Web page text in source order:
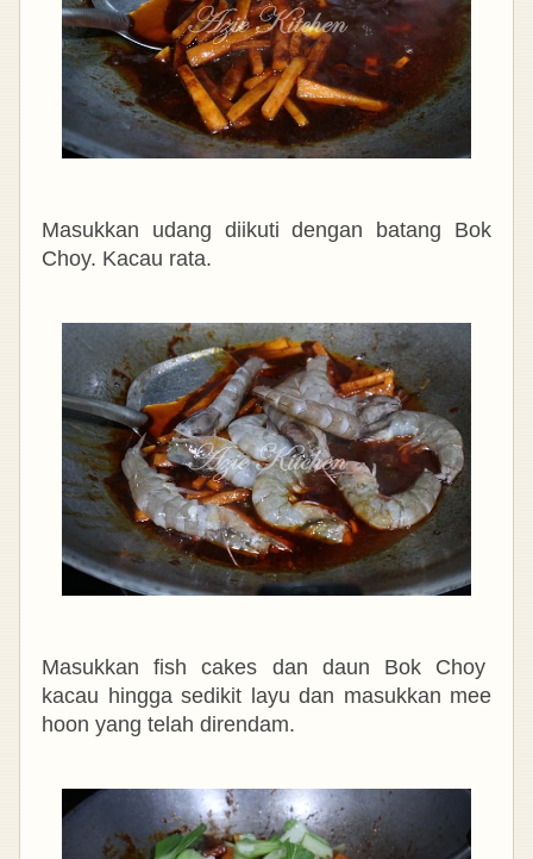
Masukkan udang diikuti dengan batang Bok
Choy. Kacau rata.
Masukkan fish cakes dan daun Bok Choy
kacau hingga sedikit layu dan masukkan mee
hoon yang telah direndam.